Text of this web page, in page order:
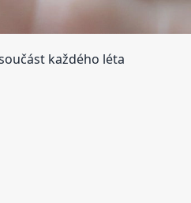
každého léta